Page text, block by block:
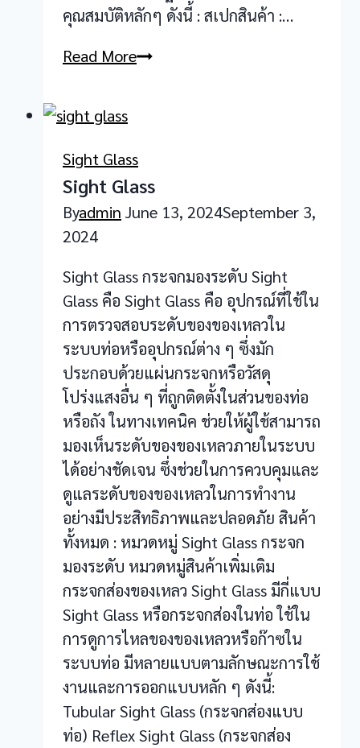
คุณสมบัติหลักๆ ดังนี้ : สเปกสินค้า :…
Read MoreCircular
28120
Sight Glass
Sight Glass
Byadmin June 13, 2024September 3,
2024
Sight Glass กระจกมองระดับ Sight
Glass คือ Sight Glass คือ อุปกรณ์ที่ใช้ใน
การตรวจสอบระดับของของเหลวใน
ระบบท่อหรืออุปกรณ์ต่าง ๆ ซึ่งมัก
ประกอบด้วยแผ่นกระจกหรือวัสดุ
โปร่งแสงอื่น ๆ ที่ถูกติดตั้งในส่วนของท่อ
หรือถัง ในทางเทคนิค ช่วยให้ผู้ใช้สามารถ
มองเห็นระดับของของเหลวภายในระบบ
ได้อย่างชัดเจน ซึ่งช่วยในการควบคุมและ
ดูแลระดับของของเหลวในการทำงาน
อย่างมีประสิทธิภาพและปลอดภัย สินค้า
ทั้งหมด : หมวดหมู่ Sight Glass กระจก
มองระดับ หมวดหมู่สินค้าเพิ่มเติม
กระจกส่องของเหลว Sight Glass มีกี่แบบ
Sight Glass หรือกระจกส่องในท่อ ใช้ใน
การดูการไหลของของเหลวหรือก๊าซใน
ระบบท่อ มีหลายแบบตามลักษณะการใช้
งานและการออกแบบหลัก ๆ ดังนี้:
Tubular Sight Glass (กระจกส่องแบบ
ท่อ) Reflex Sight Glass (กระจกส่อง